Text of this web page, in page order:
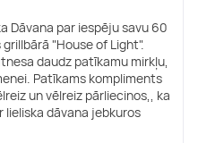
Dāvana par iespēju savu 60
"House of Light".
daudz patīkamu mirkļu,
Patīkams kompliments
un vēlreiz pārliecinos,, ka
lieliska dāvana jebkuros